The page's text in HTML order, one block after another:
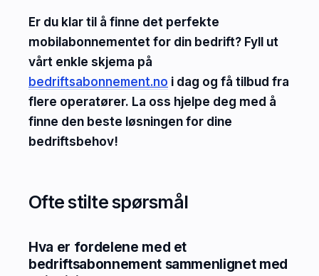
Er du klar til å finne det perfekte
mobilabonnementet for din bedrift? Fyll ut
vårt enkle skjema på
bedriftsabonnement.no i dag og få tilbud fra
flere operatører. La oss hjelpe deg med å
finne den beste løsningen for dine
bedriftsbehov!
Ofte stilte spørsmål
Hva er fordelene med et
bedriftsabonnement sammenlignet med